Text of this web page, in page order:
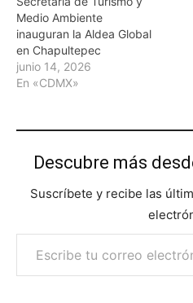
Medio Ambiente
inauguran la Aldea Global
en Chapultepec
junio 14, 2026
En «CDMX»
Descubre más
Suscríbete y recibe las
Escribe tu correo electrónico…